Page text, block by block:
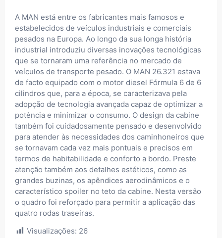
A MAN está entre os fabricantes mais famosos e
estabelecidos de veículos industriais e comerciais
pesados ​​na Europa. Ao longo da sua longa história
industrial introduziu diversas inovações tecnológicas
que se tornaram uma referência no mercado de
veículos de transporte pesado. O MAN 26.321 estava
de facto equipado com o motor diesel Fórmula 6 de 6
cilindros que, para a época, se caracterizava pela
adopção de tecnologia avançada capaz de optimizar a
potência e minimizar o consumo. O design da cabine
também foi cuidadosamente pensado e desenvolvido
para atender às necessidades dos caminhoneiros que
se tornavam cada vez mais pontuais e precisos em
termos de habitabilidade e conforto a bordo. Preste
atenção também aos detalhes estéticos, como as
grandes buzinas, os apêndices aerodinâmicos e o
característico spoiler no teto da cabine. Nesta versão
o quadro foi reforçado para permitir a aplicação das
quatro rodas traseiras.
Visualizações: 26